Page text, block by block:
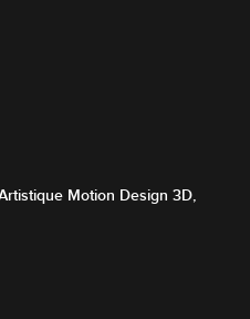
Motion Design 3D,